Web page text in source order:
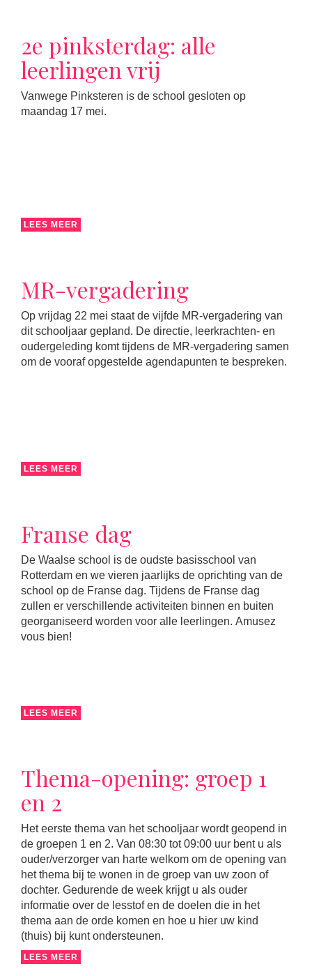
2e pinksterdag: alle
leerlingen vrij
Vanwege Pinksteren is de school gesloten op
maandag 17 mei.
LEES MEER
MR-vergadering
Op vrijdag 22 mei staat de vijfde MR-vergadering van
dit schooljaar gepland. De directie, leerkrachten- en
oudergeleding komt tijdens de MR-vergadering samen
om de vooraf opgestelde agendapunten te bespreken.
LEES MEER
Franse dag
De Waalse school is de oudste basisschool van
Rotterdam en we vieren jaarlijks de oprichting van de
school op de Franse dag. Tijdens de Franse dag
zullen er verschillende activiteiten binnen en buiten
georganiseerd worden voor alle leerlingen. Amusez
vous bien!
LEES MEER
Thema-opening: groep 1
en 2
Het eerste thema van het schooljaar wordt geopend in
de groepen 1 en 2. Van 08:30 tot 09:00 uur bent u als
ouder/verzorger van harte welkom om de opening van
het thema bij te wonen in de groep van uw zoon of
dochter. Gedurende de week krijgt u als ouder
informatie over de lesstof en de doelen die in het
thema aan de orde komen en hoe u hier uw kind
(thuis) bij kunt ondersteunen.
LEES MEER